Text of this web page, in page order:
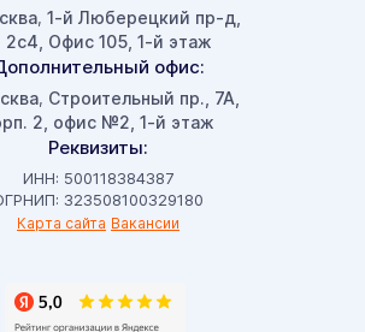
, 1-й Люберецкий пр-д,
2с4, Офис 105, 1-й этаж
офис:
, Строительный пр., 7А,
2, офис №2, 1-й этаж
Реквизиты:
ИНН: 500118384387
323508100329180
Карта сайта Вакансии